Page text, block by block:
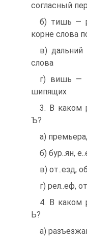
согласный
б) тишь —
корне слова
в)
слова
г) вишь —
шипящих
3. В каком
Ъ?
а)
б) бур..ян,
в) от..езд,
г) рел..еф,
4. В каком
Ь?
а)